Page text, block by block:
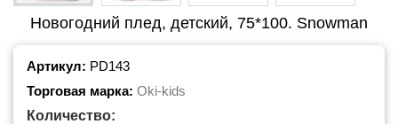
Новогодний плед, детский, 75*100. Snowman
Артикул: PD143
Торговая марка: Oki-kids
Количество: